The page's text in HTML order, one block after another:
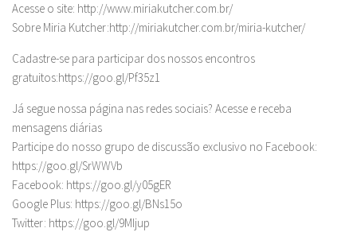
Acesse o site: http://www.miriakutcher.com.br/
Sobre Miria Kutcher:http://miriakutcher.com.br/miria-kutcher/
Cadastre-se para participar dos nossos encontros
gratuitos:https://goo.gl/Pf35z1
Já segue nossa página nas redes sociais? Acesse e receba
mensagens diárias
Participe do nosso grupo de discussão exclusivo no Facebook:
https://goo.gl/SrWWVb
Facebook: https://goo.gl/y05gER
Google Plus: https://goo.gl/BNs15o
Twitter: https://goo.gl/9MIjup